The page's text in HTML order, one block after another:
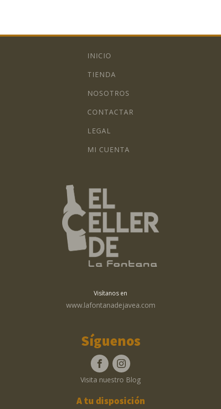
INICIO
TIENDA
NOSOTROS
CONTACTAR
LEGAL
MI CUENTA
Visítanos en
www.lafontanadejavea.com
Síguenos
Visita nuestro Blog
A tu disposición